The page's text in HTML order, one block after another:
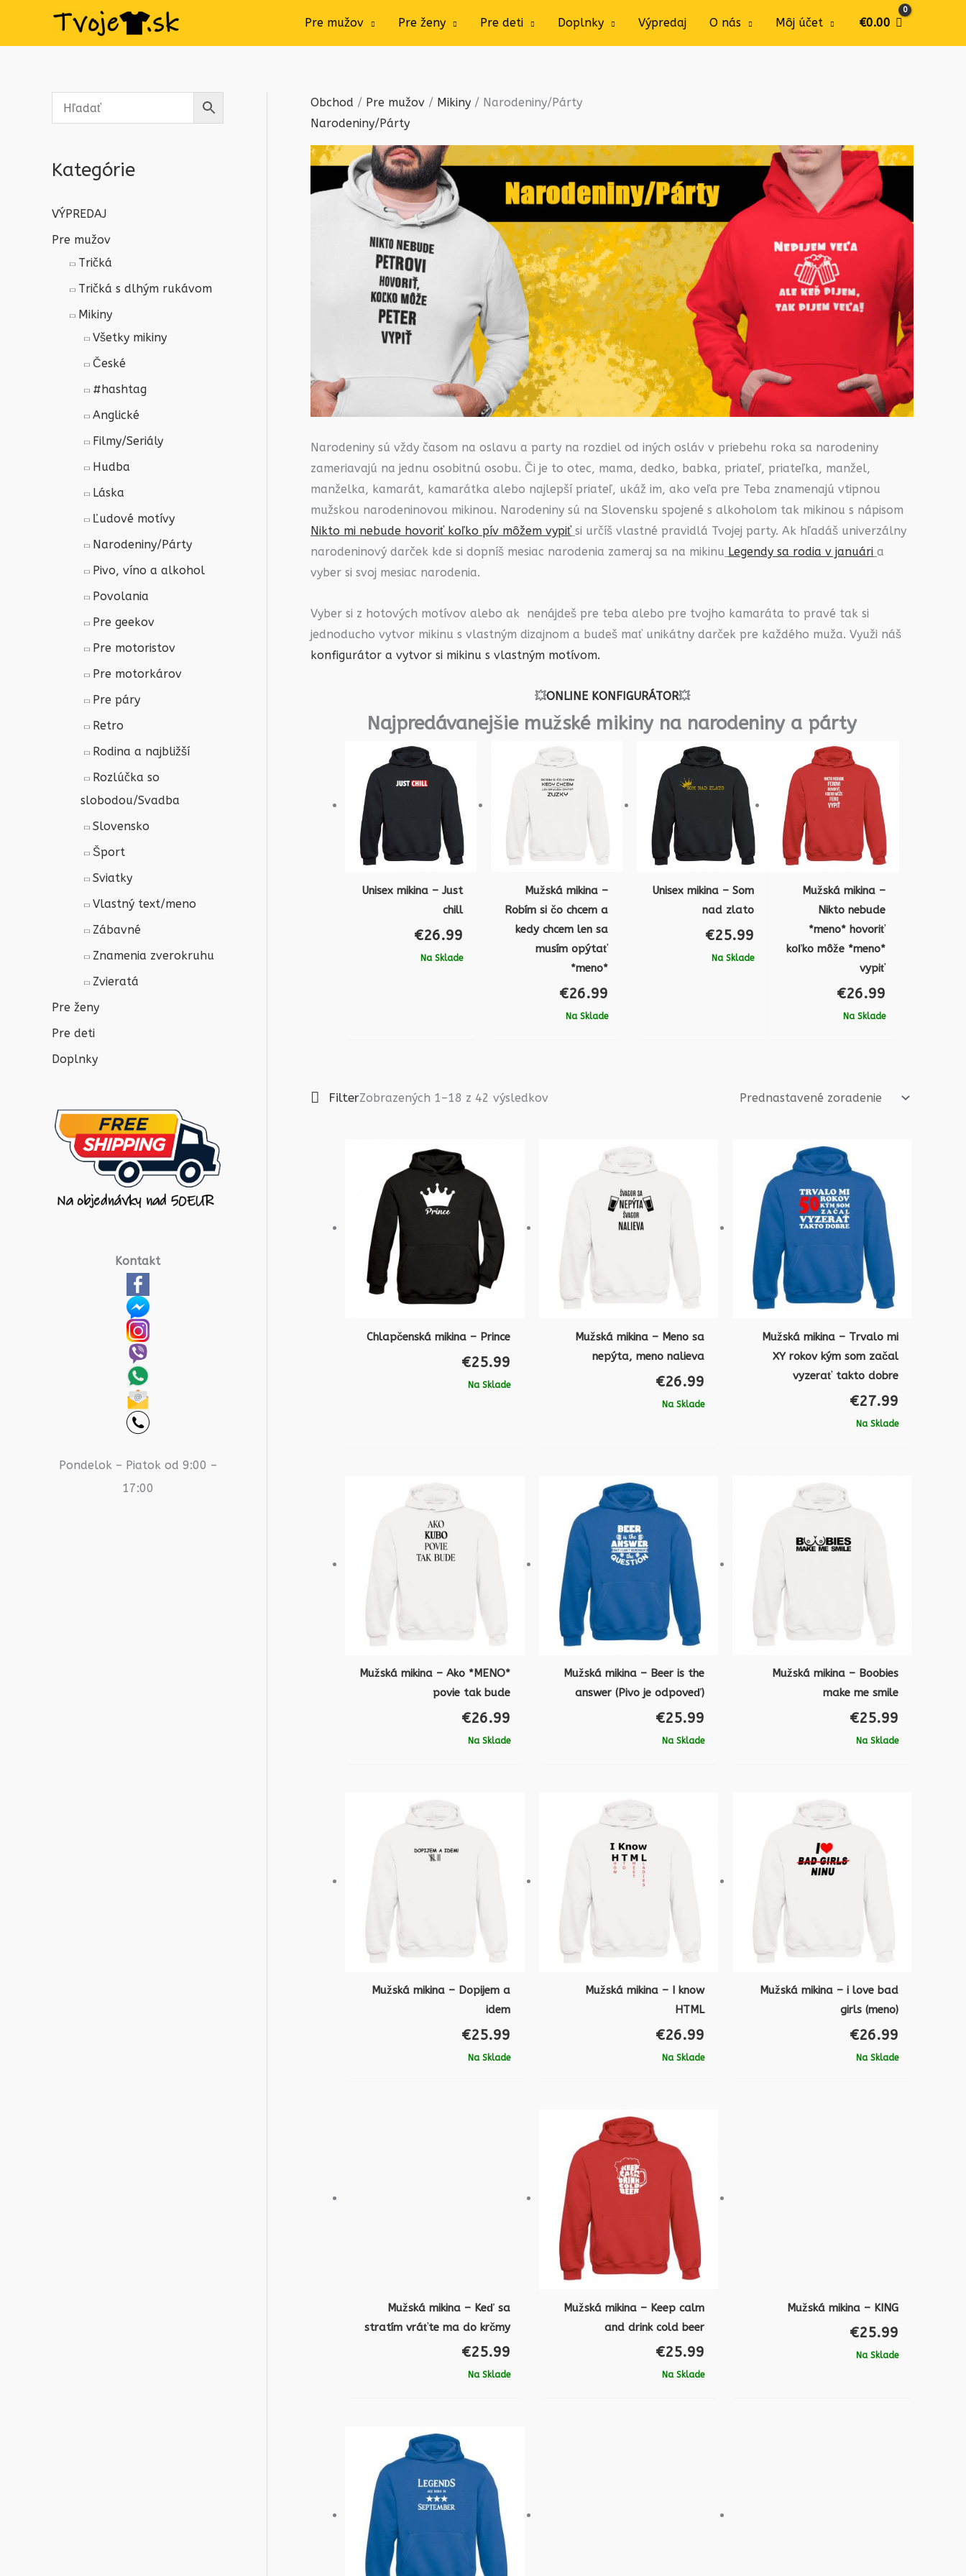
Pre mužov Pre ženy Pre deti Doplnky Výpredaj O nás Môj účet €0.00
Kategórie
VÝPREDAJ
Pre mužov
Tričká
Tričká s dlhým rukávom
Mikiny
Všetky mikiny
České
#hashtag
Anglické
Filmy/Seriály
Hudba
Láska
Ľudové motívy
Narodeniny/Párty
Pivo, víno a alkohol
Povolania
Pre geekov
Pre motoristov
Pre motorkárov
Pre páry
Retro
Rodina a najbližší
Rozlúčka so
slobodou/Svadba
Slovensko
Šport
Sviatky
Vlastný text/meno
Zábavné
Znamenia zverokruhu
Zvieratá
Pre ženy
Pre deti
Doplnky
Kontakt
Pondelok – Piatok od 9:00 –
17:00
Obchod / Pre mužov / Mikiny / Narodeniny/Párty
Narodeniny/Párty
Narodeniny sú vždy časom na oslavu a party na rozdiel od iných osláv v priebehu roka sa narodeniny
zameriavajú na jednu osobitnú osobu. Či je to otec, mama, dedko, babka, priateľ, priateľka, manžel,
manželka, kamarát, kamarátka alebo najlepší priateľ, ukáž im, ako veľa pre Teba znamenajú vtipnou
mužskou narodeninovou mikinou. Narodeniny sú na Slovensku spojené s alkoholom tak mikinou s nápisom
Nikto mi nebude hovoriť koľko pív môžem vypiť si určíš vlastné pravidlá Tvojej party. Ak hľadáš univerzálny
narodeninový darček kde si dopníš mesiac narodenia zameraj sa na mikinu Legendy sa rodia v januári a
vyber si svoj mesiac narodenia.
Vyber si z hotových motívov alebo ak nenájdeš pre teba alebo pre tvojho kamaráta to pravé tak si
jednoducho vytvor mikinu s vlastným dizajnom a budeš mať unikátny darček pre každého muža. Využi náš
konfigurátor a vytvor si mikinu s vlastným motívom.
💥ONLINE KONFIGURÁTOR💥
Najpredávanejšie mužské mikiny na narodeniny a párty
Unisex mikina – Just
chill
€26.99
Na Sklade
Mužská mikina –
Robím si čo chcem a
kedy chcem len sa
musím opýtať
*meno*
€26.99
Na Sklade
Unisex mikina – Som
nad zlato
€25.99
Na Sklade
Mužská mikina –
Nikto nebude
*meno* hovoriť
koľko môže *meno*
vypiť
€26.99
Na Sklade
FilterZobrazených 1–18 z 42 výsledkov
Chlapčenská mikina – Prince
€25.99
Na Sklade
Mužská mikina – Meno sa
nepýta, meno nalieva
€26.99
Na Sklade
Mužská mikina – Trvalo mi
XY rokov kým som začal
vyzerať takto dobre
€27.99
Na Sklade
Mužská mikina – Ako *MENO*
povie tak bude
€26.99
Na Sklade
Mužská mikina – Beer is the
answer (Pivo je odpoveď)
€25.99
Na Sklade
Mužská mikina – Boobies
make me smile
€25.99
Na Sklade
Mužská mikina – Dopijem a
idem
€25.99
Na Sklade
Mužská mikina – I know
HTML
€26.99
Na Sklade
Mužská mikina – i love bad
girls (meno)
€26.99
Na Sklade
Mužská mikina – Keď sa
stratím vráťte ma do krčmy
€25.99
Na Sklade
Mužská mikina – Keep calm
and drink cold beer
€25.99
Na Sklade
Mužská mikina – KING
€25.99
Na Sklade